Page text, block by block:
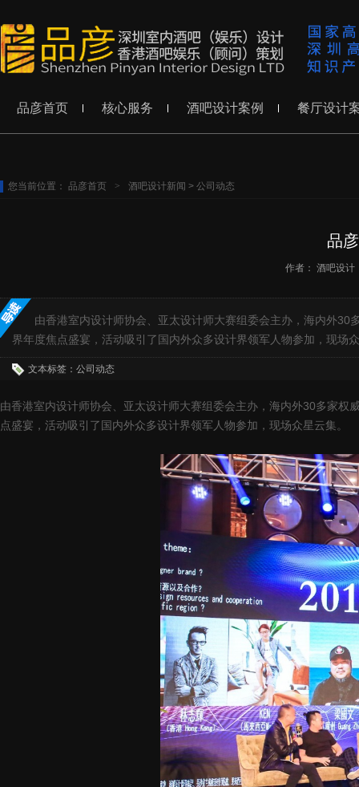
品彦首页 核心服务 酒吧设计案例 餐厅设计
您当前位置： 品彦首页 > 酒吧设计新闻 > 公司动态
品
作者： 酒吧设计
由香港室内设计师协会、亚太设计师大赛组委会主办，海内外
界年度焦点盛宴，活动吸引了国内外众多设计界领军人物参加，现场
文本标签：公司动态
由香港室内设计师协会、亚太设计师大赛组委会主办，海内外30多家
点盛宴，活动吸引了国内外众多设计界领军人物参加，现场众星云集。